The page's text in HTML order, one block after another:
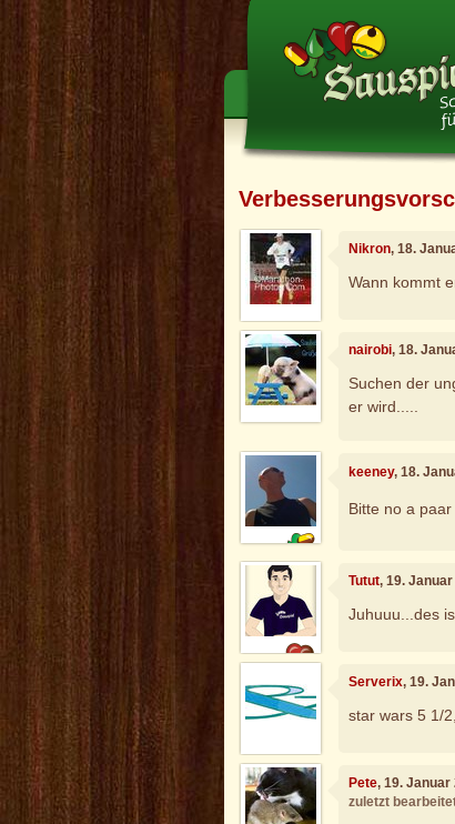
Nikron, 18.
Wann kommt
nairobi, 18.
Suchen der
er wird.....
keeney, 18.
Bitte no a
Tutut, 19.
Juhuuu...des
Serverix, 19.
star wars 5 1/
Pete, 19. Januar
zuletzt